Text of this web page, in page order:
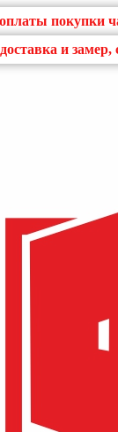
оплаты
и замер,